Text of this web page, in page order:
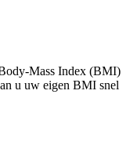
Mass Index (BMI)
u uw eigen BMI snel